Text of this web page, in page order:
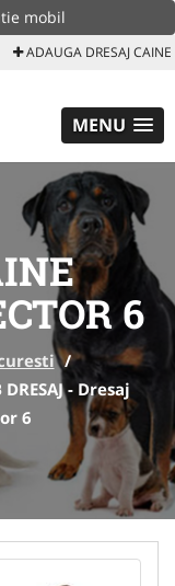
mobil
ADAUGA DRESAJ CAINE
MENU
6
/
- Dresaj
6